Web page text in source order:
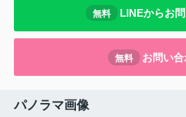
無料 LINEからお
無料 お問い
パノラマ画像